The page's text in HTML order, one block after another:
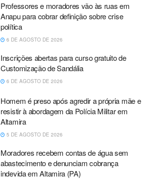
Professores e moradores vão às ruas em
Anapu para cobrar definição sobre crise
política
6 DE AGOSTO DE 2026
Inscrições abertas para curso gratuito de
Customização de Sandália
6 DE AGOSTO DE 2026
Homem é preso após agredir a própria mãe e
resistir à abordagem da Polícia Militar em
Altamira
5 DE AGOSTO DE 2026
Moradores recebem contas de água sem
abastecimento e denunciam cobrança
indevida em Altamira (PA)